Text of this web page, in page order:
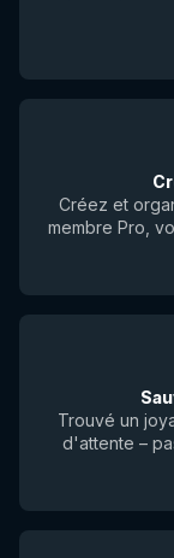
Créez et
membre Pro,
Trouvé un
d'attente –